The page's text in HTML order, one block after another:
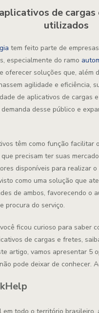
de
utilizados
tem feito parte de
especialmente do ramo
oferecer soluções que, além
agilidade e eficiência,
de aplicativos de cargas
desse público e
têm como função facilitar
que precisam ter suas
disponíveis para realizar o
como uma solução que
de ambos, favorecendo o
procura do serviço.
ficou curioso para saber
de cargas e fretes,
artigo, vamos apresentar 5
pode deixar de conhecer.